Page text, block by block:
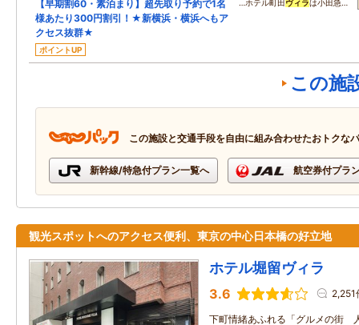
【早期割60・素泊まり】超先取り予約で1名
様あたり300円割引！★新横浜・横浜へもア
クセス抜群★
ポイントUP
…ホテル町田ヴィラは小田急…
この施
この施設と交通手段を自由に組み合わせたおトクな
新幹線/特急付プラン一覧へ 航空券付プラ
観光スポットへのアクセス便利、東京の中心日本橋の好立地
ホテル堀留ヴィラ
3.6 2,251
下町情緒あふれる「グルメの街